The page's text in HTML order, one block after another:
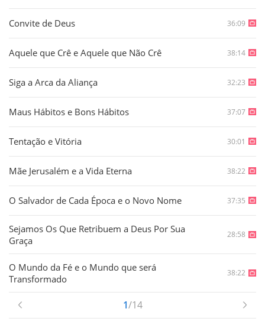
Convite de Deus 36:09
Aquele que Crê e Aquele que Não Crê 38:14
Siga a Arca da Aliança 32:23
Maus Hábitos e Bons Hábitos 37:07
Tentação e Vitória 30:01
Mãe Jerusalém e a Vida Eterna 38:22
O Salvador de Cada Época e o Novo Nome 37:35
Sejamos Os Que Retribuem a Deus Por Sua
Graça
28:58
O Mundo da Fé e o Mundo que será
Transformado
38:22
1/14